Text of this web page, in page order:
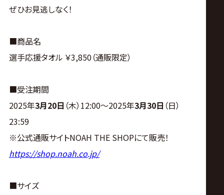
ぜひお見逃しなく！
■商品名
選手応援タオル ￥3,850（通販限定）
■受注期間
2025年3月20日 （木）12:00～2025年3月30日 （日）
23:59
※公式通販サイトNOAH THE SHOPにて販売！
https://shop.noah.co.jp/
■サイズ